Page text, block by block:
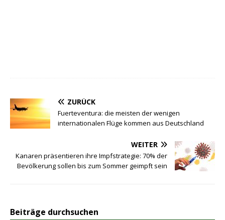
ZURÜCK
Fuerteventura: die meisten der wenigen
internationalen Flüge kommen aus Deutschland
WEITER
Kanaren präsentieren ihre Impfstrategie: 70% der
Bevölkerung sollen bis zum Sommer geimpft sein
Beiträge durchsuchen